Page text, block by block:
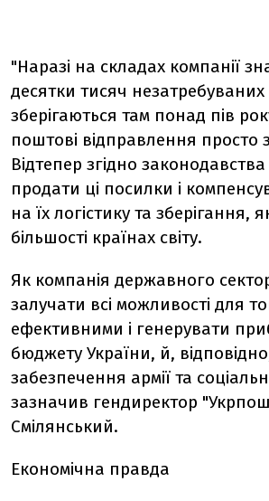
"Наразі на складах компанії
десятки тисяч незатребуваних
зберігаються там понад пів
поштові відправлення просто
Відтепер згідно
продати ці посилки і
на їх логістику та зберігання,
більшості країнах світу.
Як компанія державного
залучати всі можливості для
ефективними і генерувати
бюджету України, й,
забезпечення армії та
зазначив гендиректор
Смілянський.
Економічна правда